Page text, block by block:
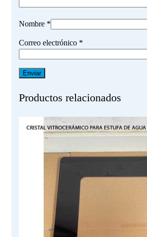
Nombre *
Correo electrónico *
Productos relacionados